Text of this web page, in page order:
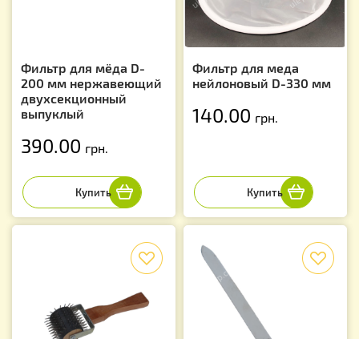
Фильтр для мёда D-
200 мм нержавеющий
двухсекционный
выпуклый
390.00 грн.
Фильтр для меда
нейлоновый D-330 мм
140.00 грн.